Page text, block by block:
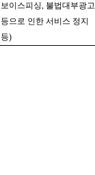
보이스피싱, 불법대부광고
등으로 인한 서비스 정지
등)